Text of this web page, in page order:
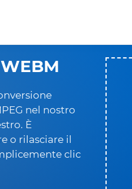
nel nostro
È
o rilasciare il
clic